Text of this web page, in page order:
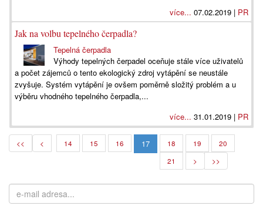
více... 07.02.2019 | PR
Jak na volbu tepelného čerpadla?
Tepelná čerpadla
Výhody tepelných čerpadel oceňuje stále více uživatelů
a počet zájemců o tento ekologický zdroj vytápění se neustále
zvyšuje. Systém vytápění je ovšem poměrně složitý problém a u
výběru vhodného tepelného čerpadla,...
více... 31.01.2019 | PR
<< < 14 15 16 17 18 19
20
21
> >>